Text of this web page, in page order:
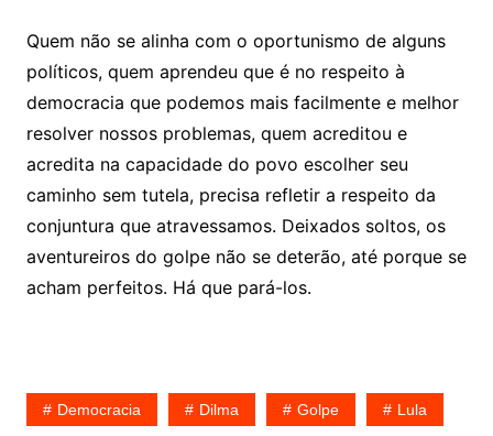
Quem não se alinha com o oportunismo de alguns
políticos, quem aprendeu que é no respeito à
democracia que podemos mais facilmente e melhor
resolver nossos problemas, quem acreditou e
acredita na capacidade do povo escolher seu
caminho sem tutela, precisa refletir a respeito da
conjuntura que atravessamos. Deixados soltos, os
aventureiros do golpe não se deterão, até porque se
acham perfeitos. Há que pará-los.
Democracia Dilma Golpe Lula